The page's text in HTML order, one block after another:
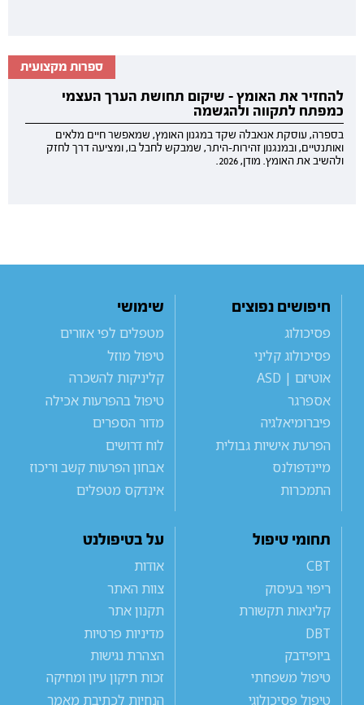
ספרות מקצועית
להחזיר את האומץ - שיקום תחושת הערך העצמי
כמפתח לתקווה ולהגשמה
בספרה, עוסקת אנאבלה שקד במגנון האומץ, שמאפשר חיים מלאים
ואותנטיים, ובמנגנון זהירות-היתר, שמבקש לחבל בו, ומציעה דרך לחזק
ולהשיב את האומץ. מודן, 2026.
חיפושים נפוצים
פסיכולוג
פסיכולוג קליני
אוטיזם | ASD
אספרגר
פיברומיאלגיה
הפרעת אישיות גבולית
מיינדפולנס
התמכרות
שימושי
מטפלים לפי אזורים
טיפול מוזל
קליניקות להשכרה
טיפול בהפרעות אכילה
מדור הספרים
לוח דרושים
אבחון הפרעות קשב וריכוז
אינדקס מטפלים
תחומי טיפול
CBT
ריפוי בעיסוק
קלינאות תקשורת
DBT
ביופידבק
טיפול משפחתי
טיפול פסיכולוגי
על בטיפולנט
אודות
צוות האתר
תקנון אתר
מדיניות פרטיות
הצהרת נגישות
זכות תיקון עיון ומחיקה
הנחיות לכתיבת מאמר